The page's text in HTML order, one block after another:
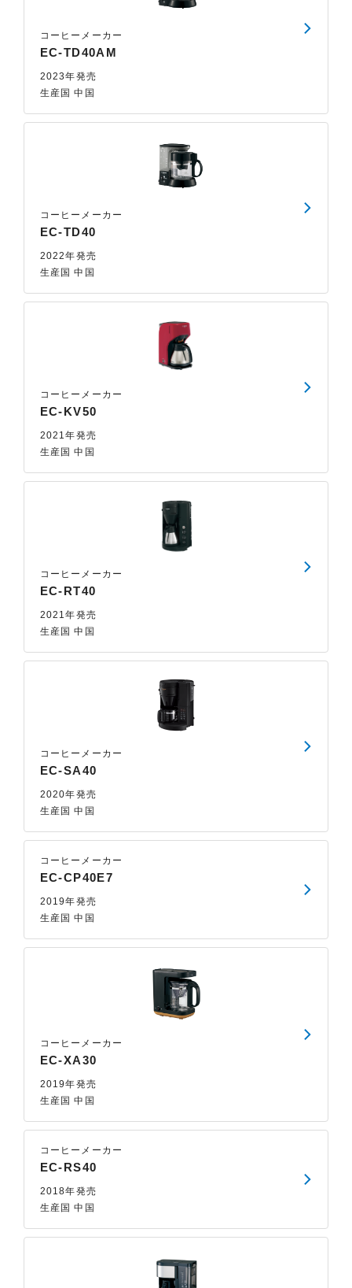
コーヒーメーカー
EC-TD40AM
2023年発売
生産国 中国
コーヒーメーカー
EC-TD40
2022年発売
生産国 中国
コーヒーメーカー
EC-KV50
2021年発売
生産国 中国
コーヒーメーカー
EC-RT40
2021年発売
生産国 中国
コーヒーメーカー
EC-SA40
2020年発売
生産国 中国
コーヒーメーカー
EC-CP40E7
2019年発売
生産国 中国
コーヒーメーカー
EC-XA30
2019年発売
生産国 中国
コーヒーメーカー
EC-RS40
2018年発売
生産国 中国